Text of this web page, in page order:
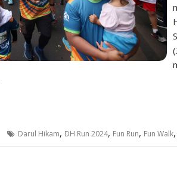
Darul Hikam, DH Run 2024, Fun Run, Fun Walk,